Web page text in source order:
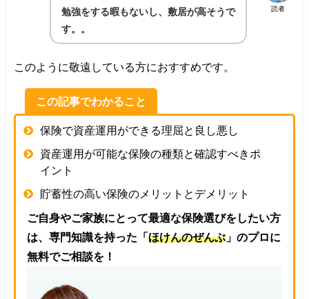
読者
勉強をする暇もないし、敷居が高そうで
す。。
このように敬遠している方におすすめです。
この記事でわかること
保険で資産運用ができる理屈と良し悪し
資産運用が可能な保険の種類と確認すべきポ
イント
貯蓄性の高い保険のメリットとデメリット
ご自身やご家族にとって最適な保険選びをしたい方
は、専門知識を持った「 ほけんのぜんぶ 」のプロに
無料でご相談を！